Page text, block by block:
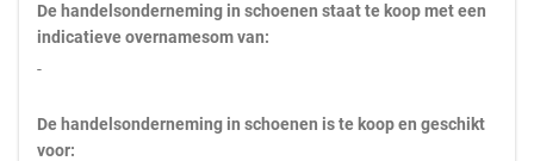
De handelsonderneming in schoenen staat te koop met een
indicatieve overnamesom van:
-
De handelsonderneming in schoenen is te koop en geschikt
voor: